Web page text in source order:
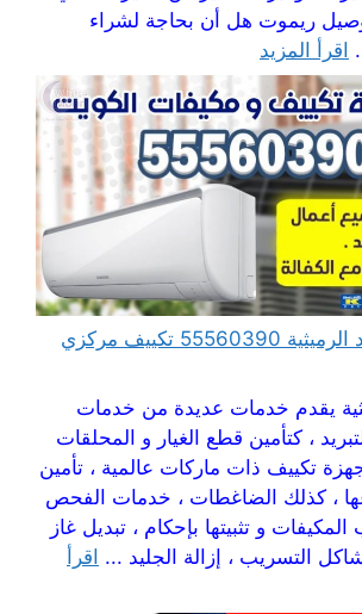
ريموت هل أن بحاجة لشراء
اقرأ المزيد
فني تكييف وتبريد الرميثية 55560390 تكييف مركزي
يقدم خدمات عديدة من خدمات
، كتأمين قطع الغيار و المحلقات
تكييف ذات ماركات عالمية ، تأمين
، كذلك الضاغطات ، خدمات الفحص
و تثبيتها بإحكام ، تبديل غاز
التسريب ، إزالة الجليد ... اقرأ